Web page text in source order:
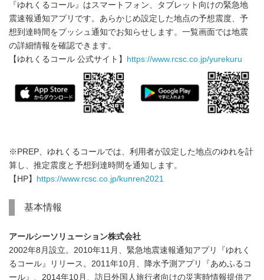
『ゆれくるコール』はスマートフォン、タブレット向けの緊急地
震速報通知アプリです。あらかじめ設定した地点の予想震度、予
想到達時間をプッシュ通知でお知らせします。一覧画面では地震
の詳細情報を確認できます。
【ゆれくるコール 公式サイト】 https://www.rcsc.co.jp/yurekuru
※PREP、ゆれくるコールでは、利用者が設定した地点のゆれを計
算し、推定震度と予想到達時間を通知します。
【HP】
https://www.rcsc.co.jp/kunren2021
基本情報
アールシーソリューション株式会社
2002年8月設立。2010年11月、緊急地震速報通知アプリ『ゆれく
るコール』リリース。2011年10月、降水予測アプリ『あめふるコ
ール』、2014年10月、訪日外国人旅行者向けの災害時情報提供ア